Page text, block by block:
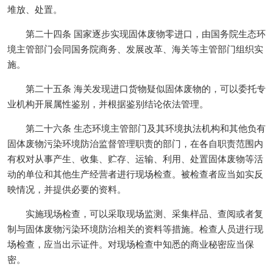
堆放、处置。
第二十四条 国家逐步实现固体废物零进口，由国务院生态环
境主管部门会同国务院商务、发展改革、海关等主管部门组织实
施。
第二十五条 海关发现进口货物疑似固体废物的，可以委托专
业机构开展属性鉴别，并根据鉴别结论依法管理。
第二十六条 生态环境主管部门及其环境执法机构和其他负有
固体废物污染环境防治监督管理职责的部门，在各自职责范围内
有权对从事产生、收集、贮存、运输、利用、处置固体废物等活
动的单位和其他生产经营者进行现场检查。被检查者应当如实反
映情况，并提供必要的资料。
实施现场检查，可以采取现场监测、采集样品、查阅或者复
制与固体废物污染环境防治相关的资料等措施。检查人员进行现
场检查，应当出示证件。对现场检查中知悉的商业秘密应当保
密。